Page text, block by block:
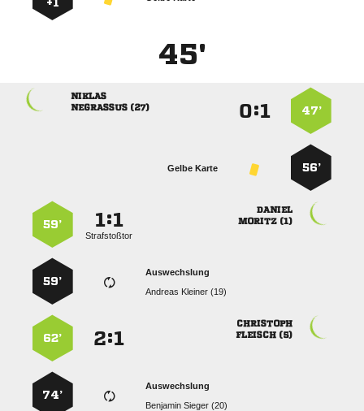
+1
45'
47’
:

 
56’
Gelbe Karte

 
:
Strafstoßtor
59’
Auswechslung
  
59’

 
:
62’
Auswechslung
  
74’